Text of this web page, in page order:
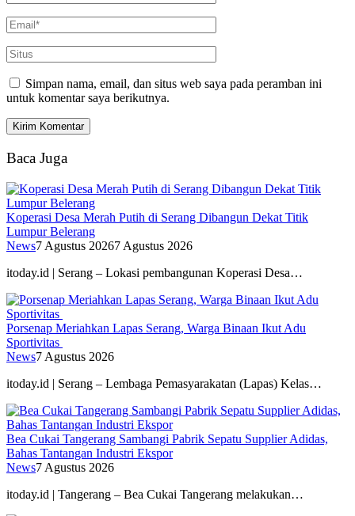
Simpan nama, email, dan situs web saya pada peramban ini
untuk komentar saya berikutnya.
Baca Juga
Koperasi Desa Merah Putih di Serang Dibangun Dekat Titik
Lumpur Belerang
News7 Agustus 20267 Agustus 2026
itoday.id | Serang – Lokasi pembangunan Koperasi Desa…
Porsenap Meriahkan Lapas Serang, Warga Binaan Ikut Adu
Sportivitas
News7 Agustus 2026
itoday.id | Serang – Lembaga Pemasyarakatan (Lapas) Kelas…
Bea Cukai Tangerang Sambangi Pabrik Sepatu Supplier Adidas,
Bahas Tantangan Industri Ekspor
News7 Agustus 2026
itoday.id | Tangerang – Bea Cukai Tangerang melakukan…